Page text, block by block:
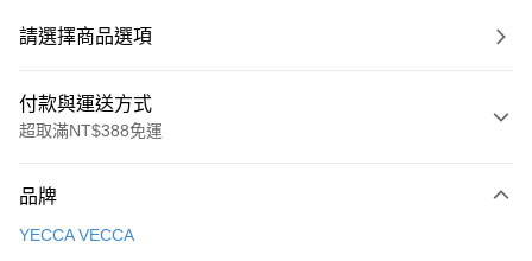
請選擇商品選項
付款與運送方式
超取滿NT$388免運
信用卡一次付款
品牌
YECCA VECCA